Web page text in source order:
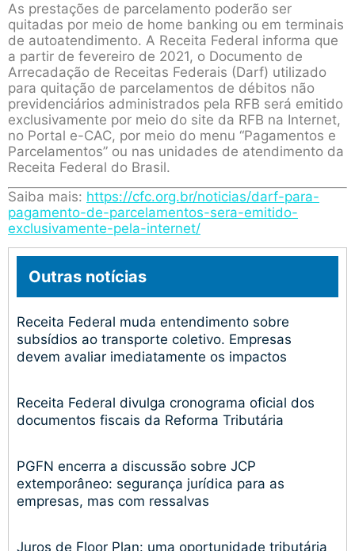
As prestações de parcelamento poderão ser
quitadas por meio de home banking ou em terminais
de autoatendimento. A Receita Federal informa que
a partir de fevereiro de 2021, o Documento de
Arrecadação de Receitas Federais (Darf) utilizado
para quitação de parcelamentos de débitos não
previdenciários administrados pela RFB será emitido
exclusivamente por meio do site da RFB na Internet,
no Portal e-CAC, por meio do menu “Pagamentos e
Parcelamentos” ou nas unidades de atendimento da
Receita Federal do Brasil.
Saiba mais: https://cfc.org.br/noticias/darf-para-
pagamento-de-parcelamentos-sera-emitido-
exclusivamente-pela-internet/
Outras notícias
Receita Federal muda entendimento sobre
subsídios ao transporte coletivo. Empresas
devem avaliar imediatamente os impactos
Receita Federal divulga cronograma oficial dos
documentos fiscais da Reforma Tributária
PGFN encerra a discussão sobre JCP
extemporâneo: segurança jurídica para as
empresas, mas com ressalvas
Juros de Floor Plan: uma oportunidade tributária